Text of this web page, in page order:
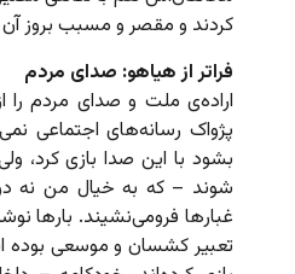
کردند و مقصر و مسبب بروز
فراتر از هیاهو: صدای مردم
اراده‌ی ملت و صدای مردم را
پژواک رسانه‌های اجتماعی
بشود با این صدا بازی کرد،
شوند –که به خیال من نه
غبارها فرومی‌نشیند. بارها
تعبیر کشسان و موسعی بوده